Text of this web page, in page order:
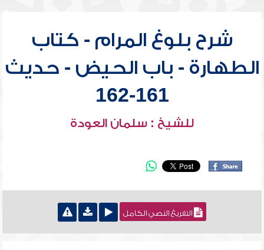
شرح بلوغ المرام - كتاب
الطهارة - باب الحيض - حديث
161-162
للشيخ : سلمان العودة
التفريغ النصي الكامل